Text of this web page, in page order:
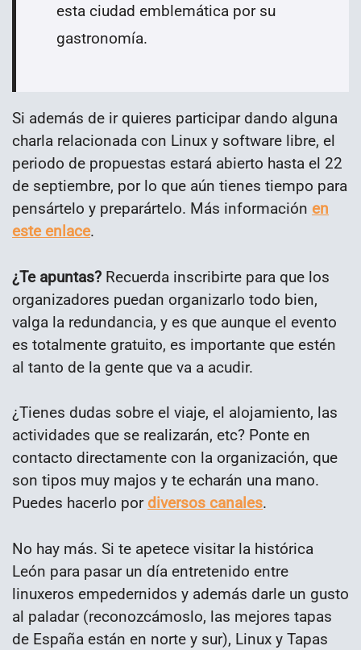
esta ciudad emblemática por su
gastronomía.
Si además de ir quieres participar dando alguna
charla relacionada con Linux y software libre, el
periodo de propuestas estará abierto hasta el 22
de septiembre, por lo que aún tienes tiempo para
pensártelo y preparártelo. Más información en
este enlace.
¿Te apuntas? Recuerda inscribirte para que los
organizadores puedan organizarlo todo bien,
valga la redundancia, y es que aunque el evento
es totalmente gratuito, es importante que estén
al tanto de la gente que va a acudir.
¿Tienes dudas sobre el viaje, el alojamiento, las
actividades que se realizarán, etc? Ponte en
contacto directamente con la organización, que
son tipos muy majos y te echarán una mano.
Puedes hacerlo por diversos canales.
No hay más. Si te apetece visitar la histórica
León para pasar un día entretenido entre
linuxeros empedernidos y además darle un gusto
al paladar (reconozcámoslo, las mejores tapas
de España están en norte y sur), Linux y Tapas